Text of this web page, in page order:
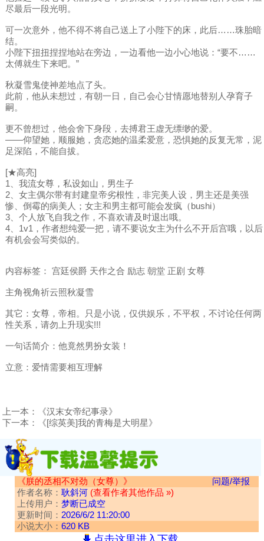
尽最后一段光明。
可一次意外，他不得不将自己送上了小陛下的床，此后……珠胎暗
结。
小陛下扭扭捏捏地站在旁边，一边看他一边小心地说：“要不……
太傅就生下来吧。”
秋凝雪鬼使神差地点了头。
此前，他从未想过，有朝一日，自己会心甘情愿地替别人孕育子
嗣。
更不曾想过，他会舍下身段，去搏君王虚无缥缈的爱。
——仰望她，顺服她，贪恋她的温柔爱意，恐惧她的反复无常，泥
足深陷，不能自拔。
[★高亮]
1、我流女尊，私设如山，男生子
2、女主偶尔带有封建皇帝劣根性，非完美人设，男主还是美强
惨、倒霉的病美人；女主和男主都可能会发疯（bushi）
3、个人放飞自我之作，不喜欢请及时退出哦。
4、1v1，作者想纯爱一把，请不要说女主为什么不开后宫哦，以后
有机会会写类似的。
内容标签： 宫廷侯爵 天作之合 励志 朝堂 正剧 女尊
主角视角祈云照秋凝雪
其它：女尊，帝相。只是小说，仅供娱乐，不平权，不讨论任何两
性关系，请勿上升现实!!!
一句话简介：他竟然男扮女装！
立意：爱情需要相互理解
上一本：
《汉末女帝纪事录》
下一本：
《[综英美]我的青梅是大明星》
《朕的丞相不对劲（女尊）》
问题/举报
作者名称： 耿斜河 (查看作者其他作品 »)
上传用户： 梦断已成空
更新时间： 2026/6/2 11:20:00
小说大小： 620 KB